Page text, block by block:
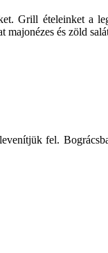
Grill ételeinket a
és zöld
fel.